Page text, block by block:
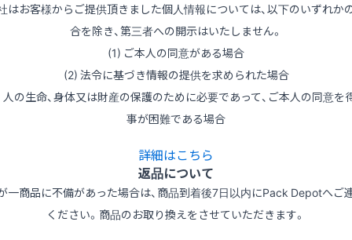
はお客様からご提供頂きました個人情報については、以下のいずれか
合を除き、第三者への開示はいたしません。
(1) ご本人の同意がある場合
(2) 法令に基づき情報の提供を求められた場合
の生命、身体又は財産の保護のために必要であって、ご本人の同意を
事が困難である場合
詳細はこちら
返品について
一商品に不備があった場合は、商品到着後7日以内にPack Depotへご
ください。商品のお取り換えをさせていただきます。